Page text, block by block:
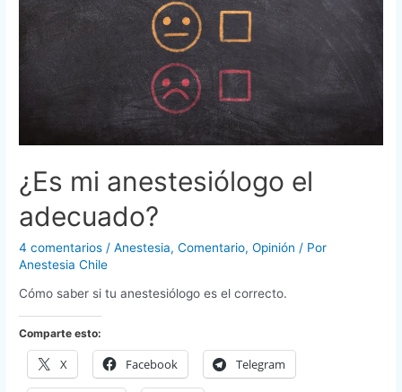
¿Es mi anestesiólogo el
adecuado?
4 comentarios /Anestesia,Comentario,Opinión / Por
Anestesia Chile
Cómo saber si tu anestesiólogo es el correcto.
Comparte esto:
X Facebook Telegram